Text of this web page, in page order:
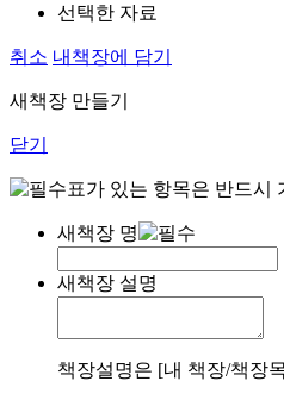
선택한 자료
취소 내책장에 담기
새책장 만들기
닫기
표가 있는 항목은 반드시
새책장 명
새책장 설명
책장설명은 [내 책장/책장